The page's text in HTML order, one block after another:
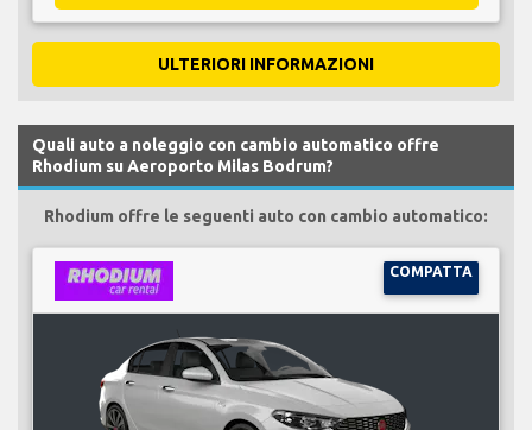
ULTERIORI INFORMAZIONI
Quali auto a noleggio con cambio automatico offre
Rhodium su Aeroporto Milas Bodrum?
Rhodium offre le seguenti auto con cambio automatico:
COMPATTA